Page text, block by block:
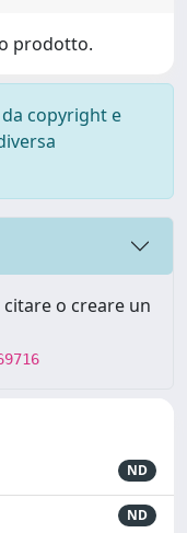
prodotto.
copyright e
o creare un
ND
ND